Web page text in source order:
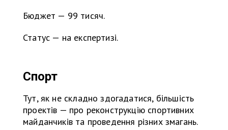
Бюджет — 99 тисяч.
Статус — на експертизі.
Спорт
Тут, як не складно здогадатися, більшість
проектів — про реконструкцію спортивних
майданчиків та проведення різних змагань.